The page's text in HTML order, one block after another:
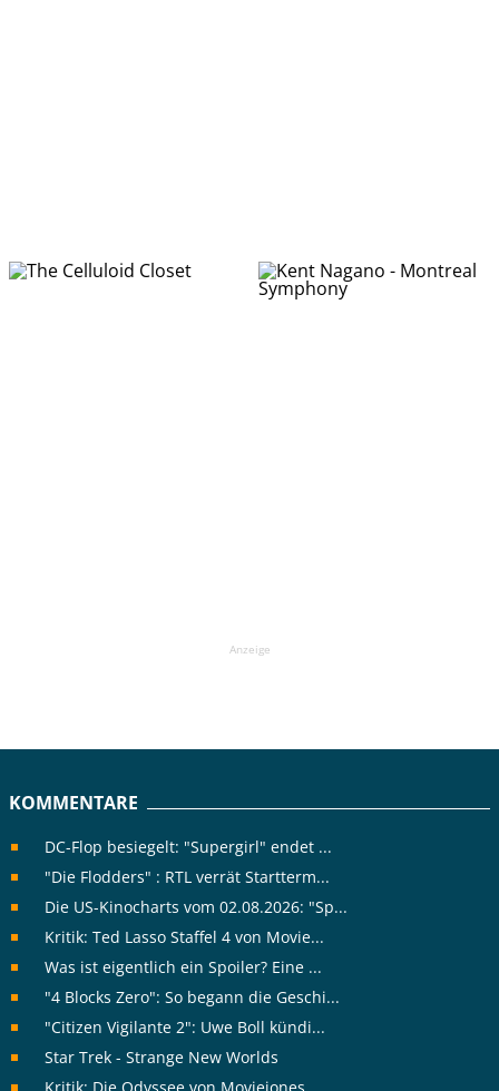
Anzeige
KOMMENTARE
DC-Flop besiegelt: "Supergirl" endet ...
"Die Flodders" : RTL verrät Startterm...
Die US-Kinocharts vom 02.08.2026: "Sp...
Kritik: Ted Lasso Staffel 4 von Movie...
Was ist eigentlich ein Spoiler? Eine ...
"4 Blocks Zero": So begann die Geschi...
"Citizen Vigilante 2": Uwe Boll kündi...
Star Trek - Strange New Worlds